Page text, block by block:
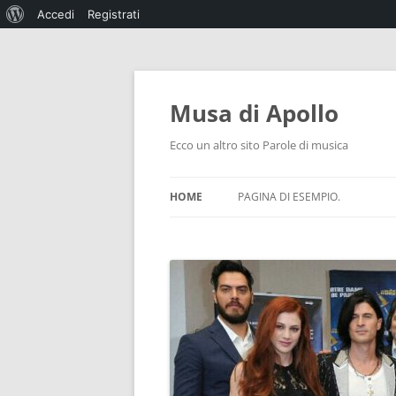
Informazioni
Accedi Registrati
Musa di Apollo
Ecco un altro sito Parole di musica
HOME PAGINA DI ESEMPIO.